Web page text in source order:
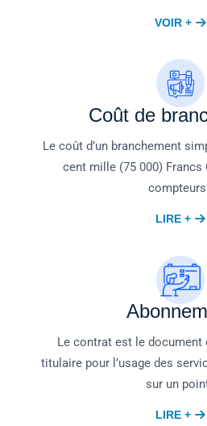
VOIR +
Coût de
Le coût d’un branchement
cent mille (75 000) Francs
LIRE +
Le contrat est le document
titulaire pour l’usage des
sur un
LIRE +